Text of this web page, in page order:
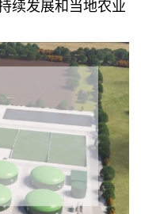
续发展和当地农业